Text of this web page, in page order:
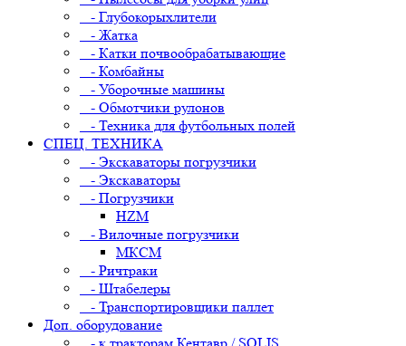
- Глубокорыхлители
- Жатка
- Катки почвообрабатывающие
- Комбайны
- Уборочные машины
- Обмотчики рулонов
- Техника для футбольных полей
СПЕЦ. ТЕХНИКА
- Экскаваторы погрузчики
- Экскаваторы
- Погрузчики
HZM
- Вилочные погрузчики
МКСМ
- Ричтраки
- Штабелеры
- Транспортировщики паллет
Доп. оборудование